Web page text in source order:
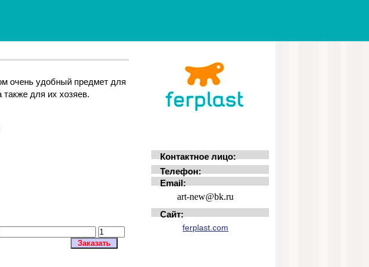
очень удобный предмет для
также для их хозяев.
Контактное лицо:
Телефон:
Email:
art-new@bk.ru
Сайт:
ferplast.com